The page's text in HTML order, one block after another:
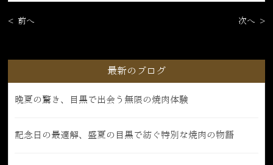
< 前へ 次へ >
最新のブログ
晩夏の驚き、目黒で出会う無限の焼肉体験
記念日の最適解、盛夏の目黒で紡ぐ特別な焼肉の物語